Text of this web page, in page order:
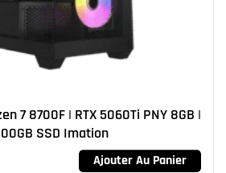
7 8700F | RTX 5060Ti PNY 8GB |
SSD Imation
Ajouter Au Panier